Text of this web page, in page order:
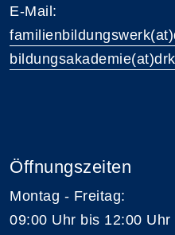
E-Mail:
Öffnungszeiten
Montag - Freitag:
09:00 Uhr bis 12:00 Uhr